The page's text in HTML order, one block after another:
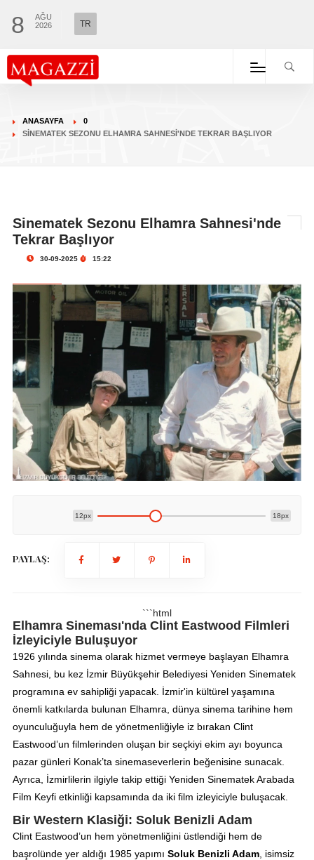
8
AĞU
2026
TR
ANASAYFA
0
SINEMATEK SEZONU ELHAMRA SAHNESI'NDE TEKRAR BAŞLIYOR
Sinematek Sezonu Elhamra Sahnesi'nde
Tekrar Başlıyor
30-09-2025 15:22
12px 18px
PAYLAŞ:
```html
Elhamra Sineması'nda Clint Eastwood Filmleri
İzleyiciyle Buluşuyor
1926 yılında sinema olarak hizmet vermeye başlayan Elhamra
Sahnesi, bu kez İzmir Büyükşehir Belediyesi Yeniden Sinematek
programına ev sahipliği yapacak. İzmir'in kültürel yaşamına
önemli katkılarda bulunan Elhamra, dünya sinema tarihine hem
oyunculuğuyla hem de yönetmenliğiyle iz bırakan Clint
Eastwood’un filmlerinden oluşan bir seçkiyi ekim ayı boyunca
pazar günleri Konak’ta sinemaseverlerin beğenisine sunacak.
Ayrıca, İzmirlilerin ilgiyle takip ettiği Yeniden Sinematek Arabada
Film Keyfi etkinliği kapsamında da iki film izleyiciyle buluşacak.
Bir Western Klasiği: Soluk Benizli Adam
Clint Eastwood’un hem yönetmenliğini üstlendiği hem de
başrolünde yer aldığı 1985 yapımı Soluk Benizli Adam, isimsiz